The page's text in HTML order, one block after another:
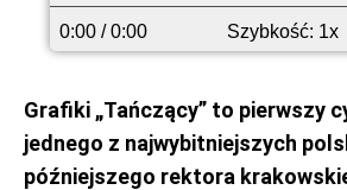
0:00 / 0:00 Szybkość: 1x
Grafiki „Tańczący” to pierwszy
jednego z najwybitniejszych
późniejszego rektora